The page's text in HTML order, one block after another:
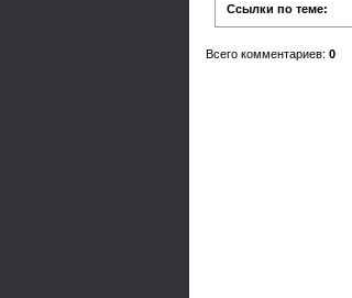
Ссылки по теме:
Всего комментариев: 0